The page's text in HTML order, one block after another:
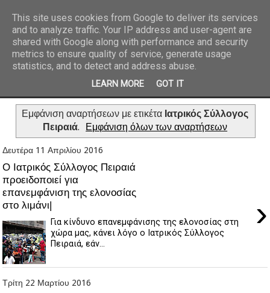
REPORTAZ NET
Εμφάνιση αναρτήσεων με ετικέτα Ιατρικός Σύλλογος
Πειραιά. Εμφάνιση όλων των αναρτήσεων
Δευτέρα 11 Απριλίου 2016
Ο Ιατρικός Σύλλογος Πειραιά
προειδοποιεί για
επανεμφάνιση της ελονοσίας
στο λιμάνι|
›
Για κίνδυνο επανεμφάνισης της ελονοσίας στη
χώρα μας, κάνει λόγο ο Ιατρικός Σύλλογος
Πειραιά, εάν...
Τρίτη 22 Μαρτίου 2016
This site uses cookies from Google to deliver its services
and to analyze traffic. Your IP address and user-agent are
shared with Google along with performance and security
metrics to ensure quality of service, generate usage
statistics, and to detect and address abuse.
LEARN MORE GOT IT